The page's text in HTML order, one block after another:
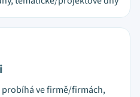
ve firmě/firmách,